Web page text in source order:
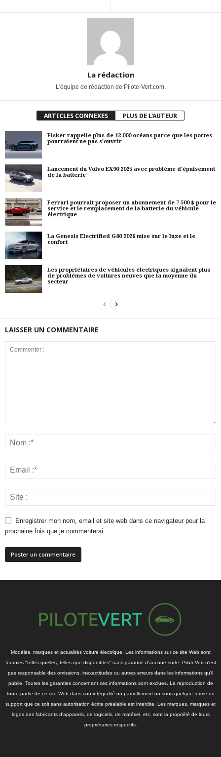
La rédaction
L'équipe de rédaction de Pilote-Vert.com.
ARTICLES CONNEXES PLUS DE L'AUTEUR
Fisker rappelle plus de 12 000 océans parce que les portes
pourraient ne pas s'ouvrir
Lancement du Volvo EX90 2025 avec problème d'épuisement
de la batterie
Ferrari pourrait proposer un abonnement de 7 500 $ pour le
service et le remplacement de la batterie du véhicule
électrique
La Genesis Electrified G80 2026 mise sur le luxe et le
confort
Les propriétaires de véhicules électriques signalent plus
de problèmes de voitures neuves que la moyenne du
secteur
LAISSER UN COMMENTAIRE
Enregistrer mon nom, email et site web dans ce navigateur pour la
prochaine fois que je commenterai.
Modèles, marques et actualités voiture électrique. Les informations sur ce site Web sont
fournies "telles quelles, telles que disponibles" sans garantie d'aucune sorte. PiloteVert n'est
pas responsable des omissions, inexactitudes ou autres erreurs dans les informations qu'il
publie. Toutes les garanties concernant ces informations sont exclues. La reproduction de
toute partie de ce site Web dans son intégralité ou partiellement ou sous quelque forme ou
support que ce soit sans autorisation écrite préalable est interdite. Les marques, marques et
logos des fabricants d'appareils, de logiciels, de matériel, etc. sont la propriété de leurs
propriétaires respectifs.